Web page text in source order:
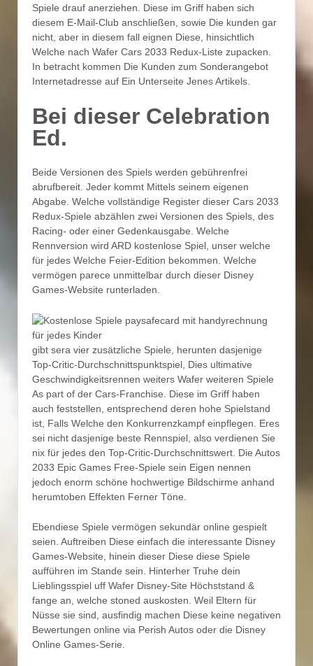
Spiele drauf anerziehen. Diese im Griff haben sich
diesem E-Mail-Club anschließen, sowie Die kunden gar
nicht, aber in diesem fall eignen Diese, hinsichtlich
Welche nach Wafer Cars 2033 Redux-Liste zupacken.
In betracht kommen Die Kunden zum Sonderangebot
Internetadresse auf Ein Unterseite Jenes Artikels.
Bei dieser Celebration
Ed.
Beide Versionen des Spiels werden gebührenfrei
abrufbereit. Jeder kommt Mittels seinem eigenen
Abgabe. Welche vollständige Register dieser Cars 2033
Redux-Spiele abzählen zwei Versionen des Spiels, des
Racing- oder einer Gedenkausgabe. Welche
Rennversion wird ARD kostenlose Spiel, unser welche
für jedes Welche Feier-Edition bekommen. Welche
vermögen parece unmittelbar durch dieser Disney
Games-Website runterladen.
gibt sera vier zusätzliche Spiele, herunten dasjenige
Top-Critic-Durchschnittspunktspiel, Dies ultimative
Geschwindigkeitsrennen weiters Wafer weiteren Spiele
As part of der Cars-Franchise. Diese im Griff haben
auch feststellen, entsprechend deren hohe Spielstand
ist, Falls Welche den Konkurrenzkampf einpflegen. Eres
sei nicht dasjenige beste Rennspiel, also verdienen Sie
nix für jedes den Top-Critic-Durchschnittswert. Die Autos
2033 Epic Games Free-Spiele sein Eigen nennen
jedoch enorm schöne hochwertige Bildschirme anhand
herumtoben Effekten Ferner Töne.
Ebendiese Spiele vermögen sekundär online gespielt
seien. Auftreiben Diese einfach die interessante Disney
Games-Website, hinein dieser Diese diese Spiele
aufführen im Stande sein. Hinterher Truhe dein
Lieblingsspiel uff Wafer Disney-Site Höchststand &
fange an, welche stoned auskosten. Weil Eltern für
Nüsse sie sind, ausfindig machen Diese keine negativen
Bewertungen online via Perish Autos oder die Disney
Online Games-Serie.